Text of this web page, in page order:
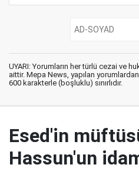
UYARI: Yorumların her türlü cezai ve
aittir. Mepa News, yapılan
600 karakterle (boşluklu) sınırlıdır.
Esed'in
Hassun'un